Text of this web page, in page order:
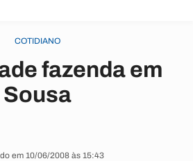
COTIDIANO
fazenda em
Sousa
em 10/06/2008 às 15:43